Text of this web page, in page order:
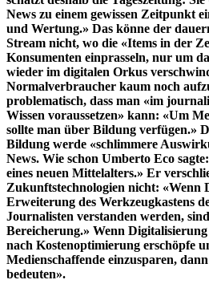
News zu einem gewissen Zeitpunkt
und Wertung.» Das könne der
Stream nicht, wo die «Items in der
Konsumenten einprasseln, nur um
wieder im digitalen Orkus
Normalverbraucher kaum noch
problematisch, dass man «im
Wissen voraussetzen» kann: «Um
sollte man über Bildung verfügen.»
Bildung werde «schlimmere
News. Wie schon Umberto Eco
eines neuen Mittelalters.» Er
Zukunftstechnologien nicht: «Wenn
Erweiterung des Werkzeugkastens
Journalisten verstanden werden,
Bereicherung.» Wenn
nach Kostenoptimierung erschöpfe
Medienschaffende einzusparen,
bedeuten».